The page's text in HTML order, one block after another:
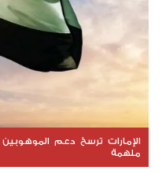
الإمارات ترسخ دعم
ملهمة